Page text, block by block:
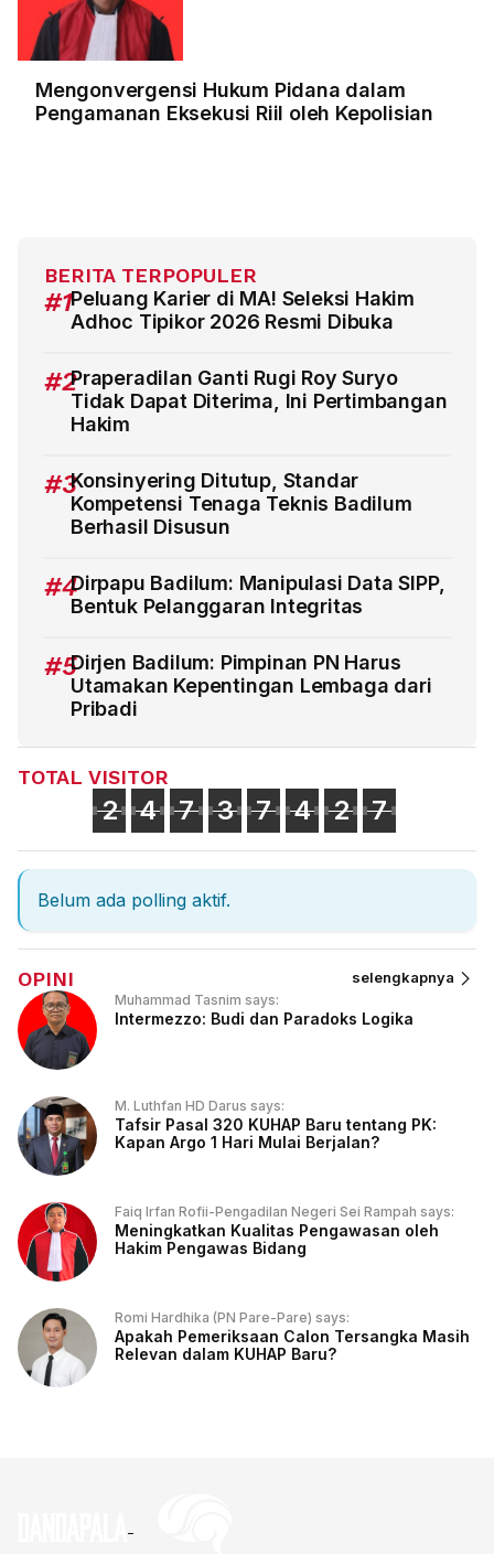
Mengonvergensi Hukum Pidana dalam
Pengamanan Eksekusi Riil oleh Kepolisian
BERITA TERPOPULER
#1Peluang Karier di MA! Seleksi Hakim
Adhoc Tipikor 2026 Resmi Dibuka
#2Praperadilan Ganti Rugi Roy Suryo
Tidak Dapat Diterima, Ini Pertimbangan
Hakim
#3Konsinyering Ditutup, Standar
Kompetensi Tenaga Teknis Badilum
Berhasil Disusun
#4Dirpapu Badilum: Manipulasi Data SIPP,
Bentuk Pelanggaran Integritas
#5Dirjen Badilum: Pimpinan PN Harus
Utamakan Kepentingan Lembaga dari
Pribadi
TOTAL VISITOR
2 4 7 3 7 4 2 7
Belum ada polling aktif.
OPINI selengkapnya
Muhammad Tasnim says:
Intermezzo: Budi dan Paradoks Logika
M. Luthfan HD Darus says:
Tafsir Pasal 320 KUHAP Baru tentang PK:
Kapan Argo 1 Hari Mulai Berjalan?
Faiq Irfan Rofii-Pengadilan Negeri Sei Rampah says:
Meningkatkan Kualitas Pengawasan oleh
Hakim Pengawas Bidang
Romi Hardhika (PN Pare-Pare) says:
Apakah Pemeriksaan Calon Tersangka Masih
Relevan dalam KUHAP Baru?